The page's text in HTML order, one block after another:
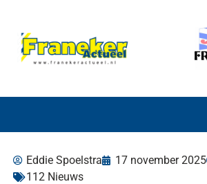
Eddie Spoelstra 17 november 2025
112 Nieuws